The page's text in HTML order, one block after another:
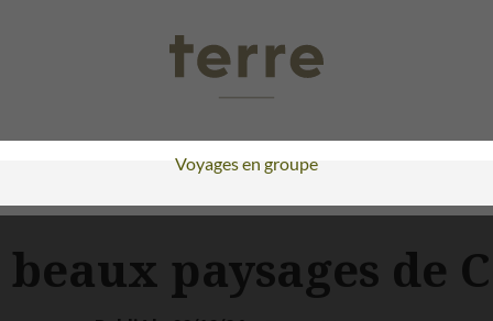
Voyages en groupe
paysages de